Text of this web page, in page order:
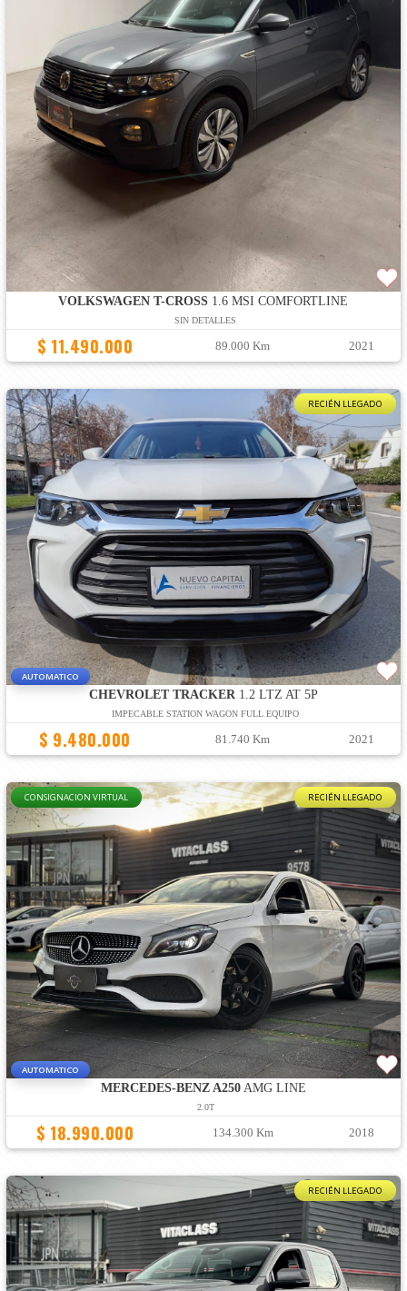
VOLKSWAGEN T-CROSS 1.6 MSI COMFORTLINE
SIN DETALLES
$ 11.490.000 89.000 Km 2021
RECIÉN LLEGADO
AUTOMATICO
CHEVROLET TRACKER 1.2 LTZ AT 5P
IMPECABLE STATION WAGON FULL EQUIPO
$ 9.480.000 81.740 Km 2021
CONSIGNACION VIRTUAL RECIÉN LLEGADO
AUTOMATICO
MERCEDES-BENZ A250AMG LINE
2.0T
$ 18.990.000 134.300 Km 2018
RECIÉN LLEGADO